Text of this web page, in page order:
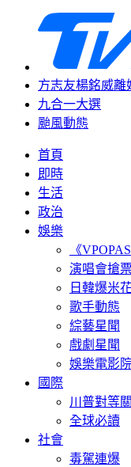
方志友楊銘威離
九合一大選
颱風動態
首頁
即時
生活
政治
娛樂
《
演唱會搶
日韓爆米
歌手動態
綜藝星聞
戲劇星聞
娛樂電影
國際
川普對等
全球必讀
社會
毒駕連爆